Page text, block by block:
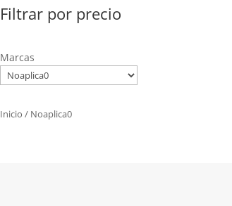
Filtrar por precio
Marcas
Inicio / Noaplica0